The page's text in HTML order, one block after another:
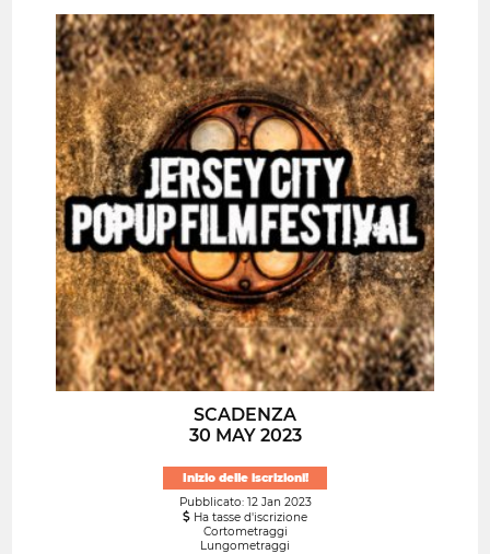
SCADENZA
30 MAY 2023
Inizio delle iscrizioni!
Pubblicato: 12 Jan 2023
Ha tasse d'iscrizione
Cortometraggi
Lungometraggi